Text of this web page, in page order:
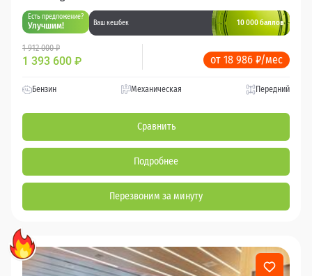
Есть предложение?
Улучшим! Ваш кешбек 10 000 баллов
1 912 000 ₽
1 393 600 ₽ от 18 986 ₽/мес
Бензин Механическая Передний
Сравнить
Подробнее
Перезвоним за минуту